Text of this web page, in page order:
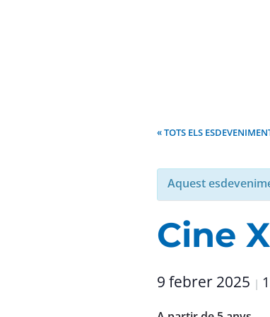
« TOTS ELS
Aquest
Cine
9 febrer 2025 |